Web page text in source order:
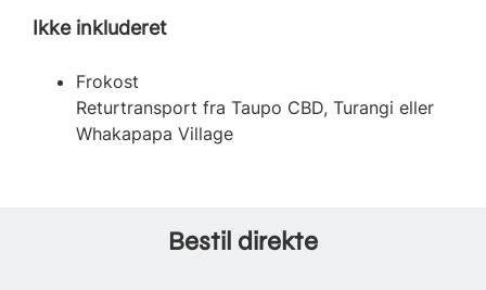
Ikke inkluderet
Frokost
Returtransport fra Taupo CBD, Turangi eller
Whakapapa Village
Bestil direkte